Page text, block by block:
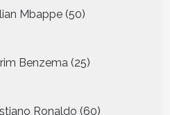
Mbappe 50
producten
Benzema 25
producten
Ronaldo 60